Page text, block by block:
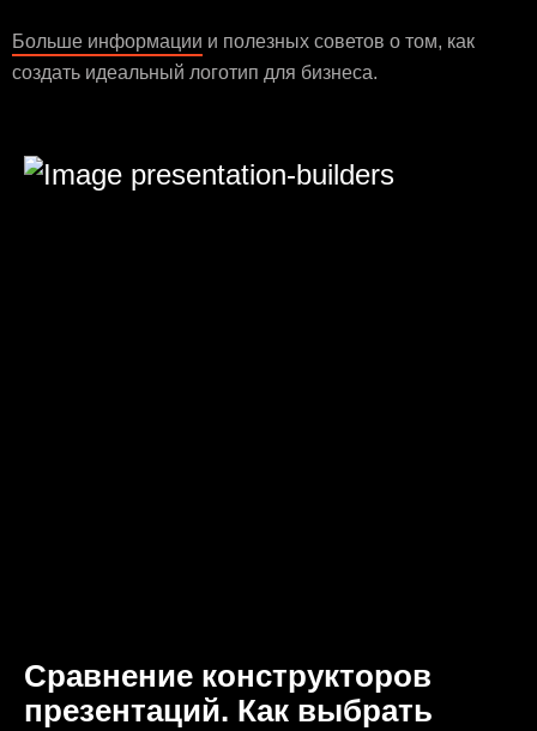
Больше информации и полезных советов о том, как
создать идеальный логотип для бизнеса.
Сравнение конструкторов
презентаций. Как выбрать